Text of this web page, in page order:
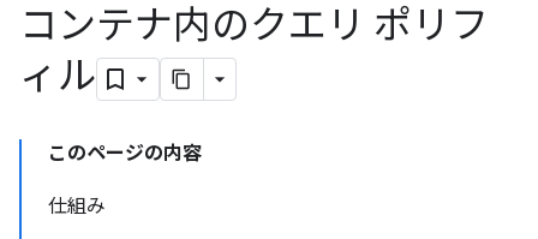
コンテナ内のクエリ ポリフ
ィル
このページの内容
仕組み